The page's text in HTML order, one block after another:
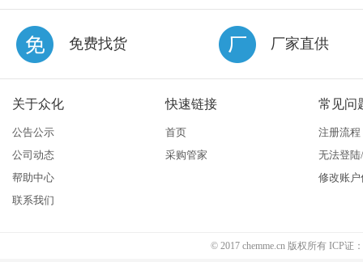
免费找货 厂家直供
关于众化
公告公示
公司动态
帮助中心
联系我们
快速链接
首页
采购管家
常见问
注册流程
无法登
修改账户
© 2017 chemme.cn 版权所有 ICP证：